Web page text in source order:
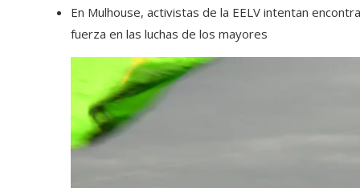
En Mulhouse, activistas de la EELV intentan
fuerza en las luchas de los mayores